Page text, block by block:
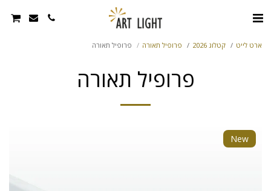
ארט לייט קטלוג 2026 פרופיל תאורה פרופיל תאורה
פרופיל תאורה
New